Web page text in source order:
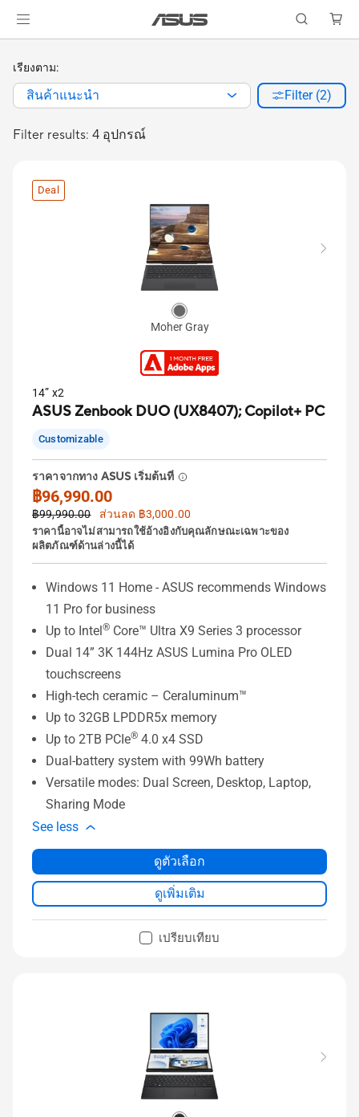
Filter results: 4 อุปกรณ์
เรียงตาม:
สินค้าแนะนำ Filter (2)
Deal
Moher Gray
14” x2
ASUS Zenbook DUO (UX8407);Copilot+ PC
Customizable
ราคาจากทาง ASUS เริ่มต้นที่
฿96,990.00
฿99,990.00
ส่วนลด ฿3,000.00
ราคานี้อาจไม่สามารถใช้อ้างอิงกับคุณลักษณะเฉพาะของ
ผลิตภัณฑ์ด้านล่างนี้ได้
Windows 11 Home - ASUS recommends Windows
11 Pro for business
Up to Intel® Core™ Ultra X9 Series 3 processor
Dual 14” 3K 144Hz ASUS Lumina Pro OLED
touchscreens
High-tech ceramic – Ceraluminum™
Up to 32GB LPDDR5x memory
Up to 2TB PCIe® 4.0 x4 SSD
Dual-battery system with 99Wh battery
Versatile modes: Dual Screen, Desktop, Laptop,
Sharing Mode
See less
ดูตัวเลือก
ดูเพิ่มเติม
เปรียบเทียบ